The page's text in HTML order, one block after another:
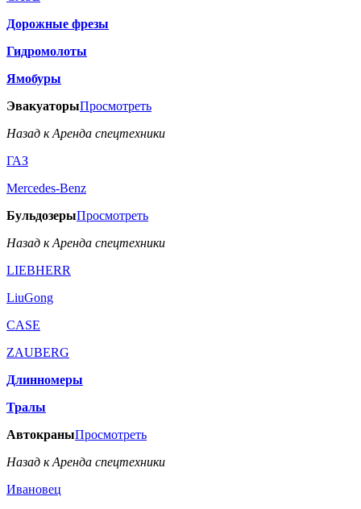
Дорожные фрезы
Гидромолоты
Ямобуры
ЭвакуаторыПросмотреть
Назад к Аренда спецтехники
ГАЗ
Mercedes-Benz
БульдозерыПросмотреть
Назад к Аренда спецтехники
LIEBHERR
LiuGong
CASE
ZAUBERG
Длинномеры
Тралы
АвтокраныПросмотреть
Назад к Аренда спецтехники
Ивановец